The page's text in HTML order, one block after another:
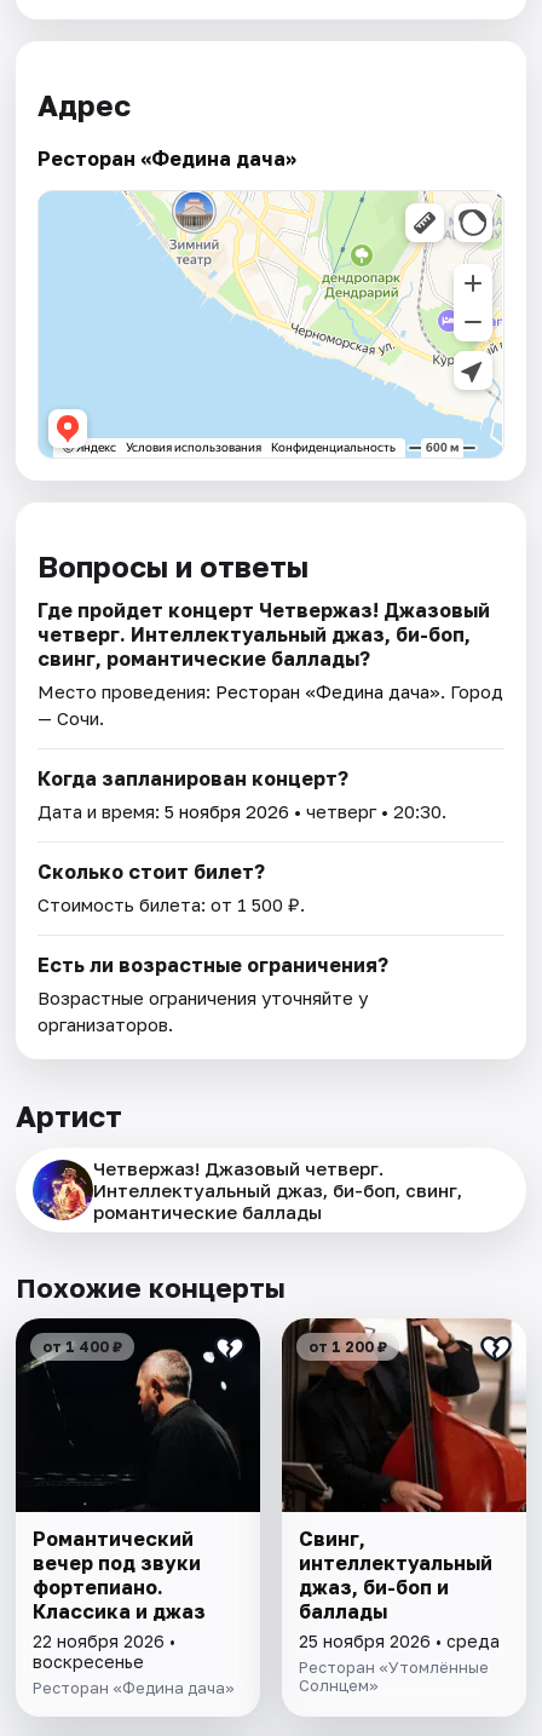
Адрес
Ресторан «Федина дача»
Вопросы и ответы
Где пройдет концерт Четвержаз! Джазовый
четверг. Интеллектуальный джаз, би-боп,
свинг, романтические баллады?
Место проведения: Ресторан «Федина дача». Город
— Сочи.
Когда запланирован концерт?
Дата и время:5 ноября 2026 • четверг • 20:30.
Сколько стоит билет?
Стоимость билета: от 1 500 ₽.
Есть ли возрастные ограничения?
Возрастные ограничения уточняйте у
организаторов.
Артист
Четвержаз! Джазовый четверг.
Интеллектуальный джаз, би-боп, свинг,
романтические баллады
Похожие концерты
от 1 400 ₽
Романтический
вечер под звуки
фортепиано.
Классика и джаз
22 ноября 2026 •
воскресенье
Ресторан «Федина дача»
от 1 200 ₽
Свинг,
интеллектуальный
джаз, би-боп и
баллады
25 ноября 2026 • среда
Ресторан «Утомлённые
Солнцем»